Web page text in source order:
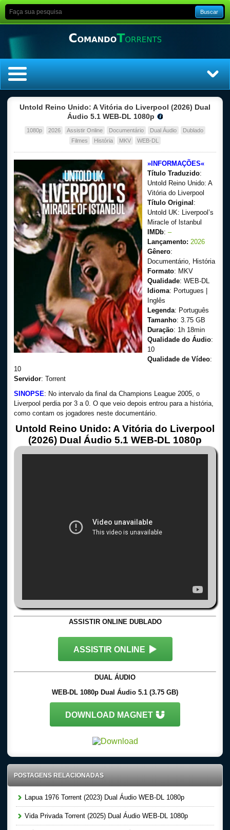
Buscar
Filmes
Dublado
Legendado
Untold Reino Unido: A Vitória do Liverpool (2026) Dual
Áudio 5.1 WEB-DL 1080p
1080p 2026 Assistir Online Documentário Dual Áudio
Dublado
Filmes
História MKV WEB-DL
»INFORMAÇÕES«
Título Traduzido:
Untold Reino Unido: A
Vitória do Liverpool
Título Original :
Untold UK: Liverpool’s​
Miracle​ of​ lstanbul
IMDb: –
Lançamento: 2026
Gênero:
Documentário, História
Formato: MKV
Qualidade: WEB-DL
Idioma: Portugues |
Inglês
Legenda: Português
Tamanho: 3.75 GB
Duração: 1h 18min
Qualidade do Áudio:
10
Qualidade de Vídeo:
10
Servidor: Torrent
SINOPSE: No intervalo da final da Champions League 2005, o
Liverpool perdia por 3 a 0. O que veio depois entrou para a história,
como contam os jogadores neste documentário.
Untold Reino Unido: A Vitória do Liverpool
(2026) Dual Áudio 5.1 WEB-DL 1080p
ASSISTIR ONLINE DUBLADO
ASSISTIR ONLINE
DUAL ÁUDIO
WEB-DL 1080p Dual Áudio 5.1 (3.75 GB)
DOWNLOAD MAGNET
POSTAGENS RELACIONADAS
Lapua 1976 Torrent (2023) Dual Áudio WEB-DL 1080p
Vida Privada Torrent (2025) Dual Áudio WEB-DL 1080p